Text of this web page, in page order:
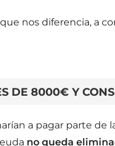
nos diferencia, a
DE 8000€ Y
a pagar parte
no queda